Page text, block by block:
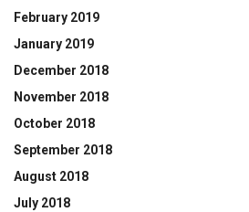
February 2019
January 2019
December 2018
November 2018
October 2018
September 2018
August 2018
July 2018